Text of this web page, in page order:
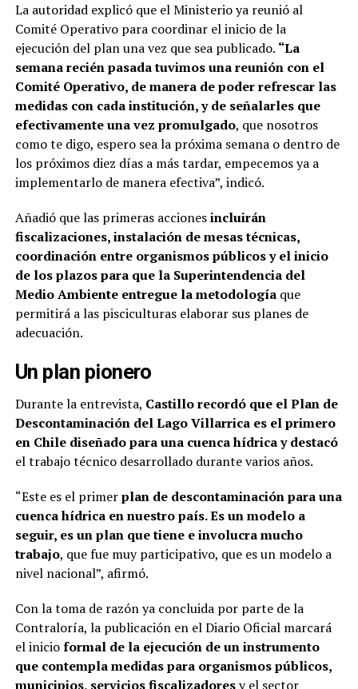
La autoridad explicó que el Ministerio ya reunió al
Comité Operativo para coordinar el inicio de la
ejecución del plan una vez que sea publicado. “La
semana recién pasada tuvimos una reunión con el
Comité Operativo, de manera de poder refrescar las
medidas con cada institución, y de señalarles que
efectivamente una vez promulgado, que nosotros
como te digo, espero sea la próxima semana o dentro de
los próximos diez días a más tardar, empecemos ya a
implementarlo de manera efectiva”, indicó.
Añadió que las primeras accionesincluirán
fiscalizaciones, instalación de mesas técnicas,
coordinación entre organismos públicos y el inicio
de los plazos para que la Superintendencia del
Medio Ambiente entregue la metodología que
permitirá a las pisciculturas elaborar sus planes de
adecuación.
Un plan pionero
Durante la entrevista, Castillo recordó que el Plan de
Descontaminación del Lago Villarrica es el primero
en Chile diseñado para una cuenca hídrica y destacó
el trabajo técnico desarrollado durante varios años.
“Este es el primerplan de descontaminación para una
cuenca hídrica en nuestro país. Es un modelo a
seguir, es un plan que tiene e involucra mucho
trabajo, que fue muy participativo, que es un modelo a
nivel nacional”, afirmó.
Con la toma de razón ya concluida por parte de la
Contraloría, la publicación en el Diario Oficial marcará
el inicioformal de la ejecución de un instrumento
que contempla medidas para organismos públicos,
municipios, servicios fiscalizadoresy el sector